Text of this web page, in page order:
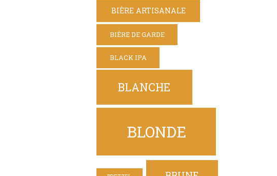
BIÈRE ARTISANALE
BIÈRE DE GARDE
BLACK IPA
BLANCHE
BLONDE